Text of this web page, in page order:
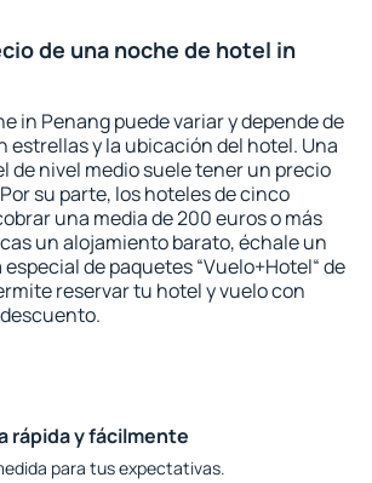
de una noche de hotel in
in Penang puede variar y depende de
estrellas y la ubicación del hotel. Una
de nivel medio suele tener un precio
su parte, los hoteles de cinco
una media de 200 euros o más
un alojamiento barato, échale un
de paquetes “Vuelo+Hotel“ de
reservar tu hotel y vuelo con
rápida y fácilmente
para tus expectativas.